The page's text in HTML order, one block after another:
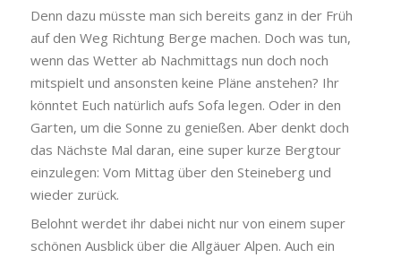
Denn dazu müsste man sich bereits ganz in der Früh
auf den Weg Richtung Berge machen. Doch was tun,
wenn das Wetter ab Nachmittags nun doch noch
mitspielt und ansonsten keine Pläne anstehen? Ihr
könntet Euch natürlich aufs Sofa legen. Oder in den
Garten, um die Sonne zu genießen. Aber denkt doch
das Nächste Mal daran, eine super kurze Bergtour
einzulegen: Vom Mittag über den Steineberg und
wieder zurück.
Belohnt werdet ihr dabei nicht nur von einem super
schönen Ausblick über die Allgäuer Alpen. Auch ein